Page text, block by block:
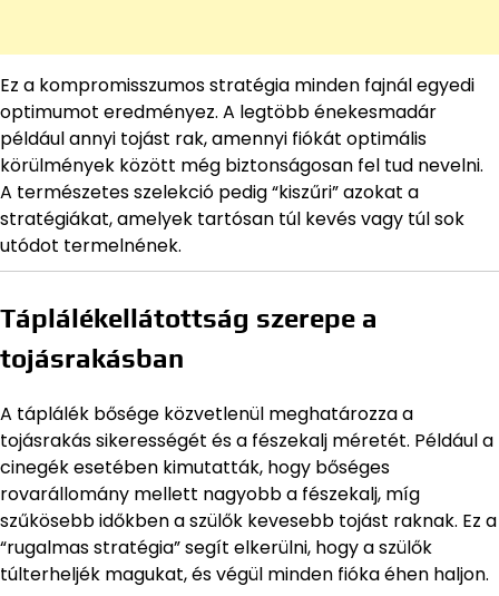
Ez a kompromisszumos stratégia minden fajnál egyedi
optimumot eredményez. A legtöbb énekesmadár
például annyi tojást rak, amennyi fiókát optimális
körülmények között még biztonságosan fel tud nevelni.
A természetes szelekció pedig “kiszűri” azokat a
stratégiákat, amelyek tartósan túl kevés vagy túl sok
utódot termelnének.
Táplálékellátottság szerepe a
tojásrakásban
A táplálék bősége közvetlenül meghatározza a
tojásrakás sikerességét és a fészekalj méretét. Például a
cinegék esetében kimutatták, hogy bőséges
rovarállomány mellett nagyobb a fészekalj, míg
szűkösebb időkben a szülők kevesebb tojást raknak. Ez a
“rugalmas stratégia” segít elkerülni, hogy a szülők
túlterheljék magukat, és végül minden fióka éhen haljon.